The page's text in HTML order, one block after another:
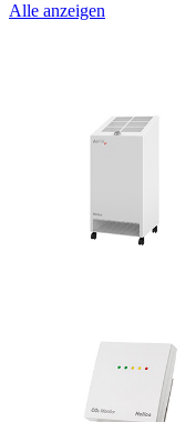
Alle anzeigen